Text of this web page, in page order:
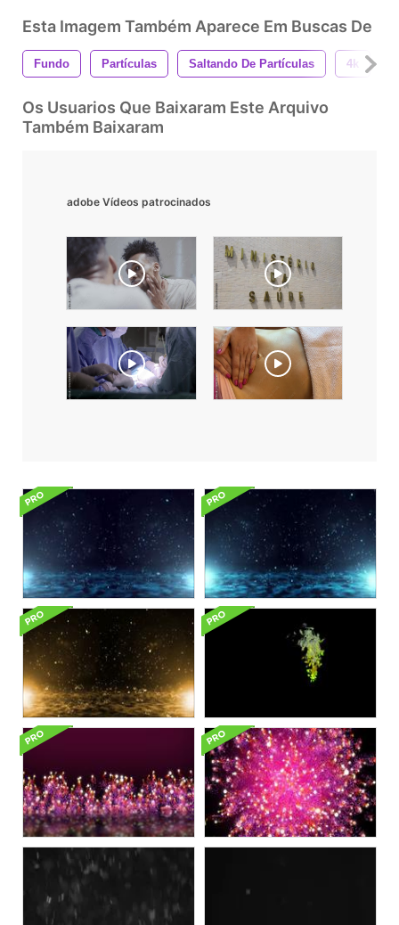
Esta Imagem Também Aparece Em Buscas De
Fundo Partículas Saltando De Partículas 4k
Os Usuarios Que Baixaram Este Arquivo
Também Baixaram
adobe Vídeos patrocinados